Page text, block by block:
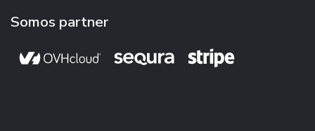
Somos partner